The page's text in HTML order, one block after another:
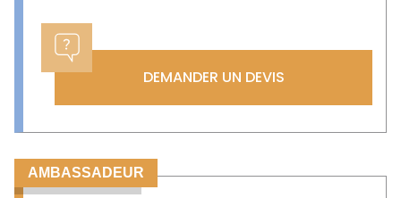
DEMANDER UN DEVIS
AMBASSADEUR